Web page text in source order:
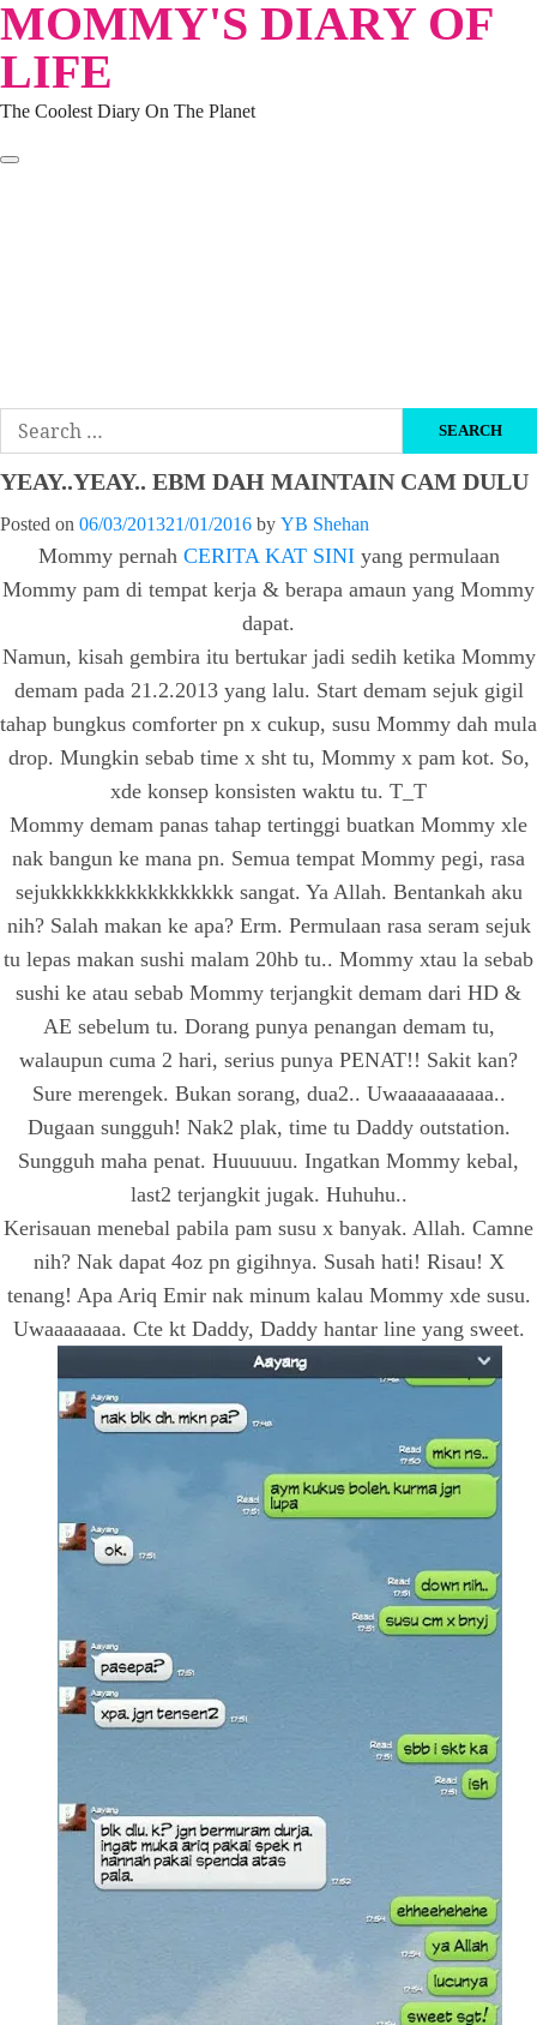
Skip
to
content
MOMMY'S DIARY OF
LIFE
The Coolest Diary On The Planet
Search
for:
YEAY..YEAY.. EBM DAH MAINTAIN CAM DULU
Posted on 06/03/201321/01/2016 by YB Shehan
Mommy pernah CERITA KAT SINIyang permulaan
Mommy pam di tempat kerja & berapa amaun yang Mommy
dapat.
Namun, kisah gembira itu bertukar jadi sedih ketika Mommy
demam pada 21.2.2013 yang lalu. Start demam sejuk gigil
tahap bungkus comforter pn x cukup, susu Mommy dah mula
drop. Mungkin sebab time x sht tu, Mommy x pam kot. So,
xde konsep konsisten waktu tu. T_T
Mommy demam panas tahap tertinggi buatkan Mommy xle
nak bangun ke mana pn. Semua tempat Mommy pegi, rasa
sejukkkkkkkkkkkkkkkkk sangat. Ya Allah. Bentankah aku
nih? Salah makan ke apa? Erm. Permulaan rasa seram sejuk
tu lepas makan sushi malam 20hb tu.. Mommy xtau la sebab
sushi ke atau sebab Mommy terjangkit demam dari HD &
AE sebelum tu. Dorang punya penangan demam tu,
walaupun cuma 2 hari, serius punya PENAT!! Sakit kan?
Sure merengek. Bukan sorang, dua2.. Uwaaaaaaaaaa..
Dugaan sungguh! Nak2 plak, time tu Daddy outstation.
Sungguh maha penat. Huuuuuu. Ingatkan Mommy kebal,
last2 terjangkit jugak. Huhuhu..
Kerisauan menebal pabila pam susu x banyak. Allah. Camne
nih? Nak dapat 4oz pn gigihnya. Susah hati! Risau! X
tenang! Apa Ariq Emir nak minum kalau Mommy xde susu.
Uwaaaaaaaa. Cte kt Daddy, Daddy hantar line yang sweet.